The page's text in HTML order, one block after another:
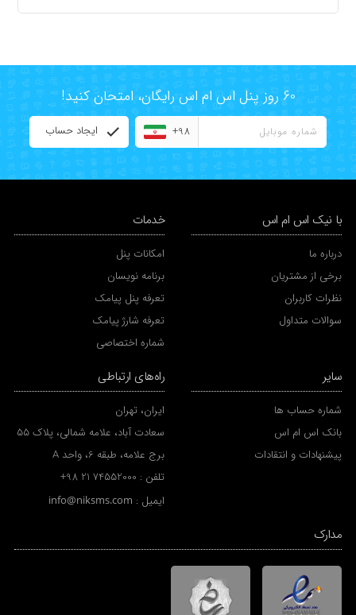
60 روز پنل اس ام اس رایگان، امتحان کنید!
+98 ایجاد حساب
با نیک اس ام اس
درباره ما
برخی از مشتریان
نظرات کاربران
سوالات متداول
خدمات
امکانات پنل
برنامه نویسان
تعرفه پنل پیامک
تعرفه شارژ پیامک
شماره اختصاصی
سایر
شماره حساب ها
بانک اس ام اس
پیشنهادات و انتقادات
راه‌های ارتباطی
ایران، تهران
سعادت آباد، علامه شمالی، پلاک 55
برج علامه، طبقه 6، واحد A
تلفن : +98 21 74552000
ایمیل : info@niksms.com
مدارک